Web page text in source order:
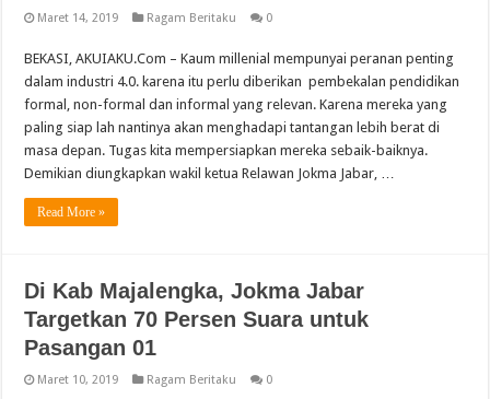
Maret 14, 2019 Ragam Beritaku 0
BEKASI, AKUIAKU.Com – Kaum millenial mempunyai peranan penting
dalam industri 4.0. karena itu perlu diberikan pembekalan pendidikan
formal, non-formal dan informal yang relevan. Karena mereka yang
paling siap lah nantinya akan menghadapi tantangan lebih berat di
masa depan. Tugas kita mempersiapkan mereka sebaik-baiknya.
Demikian diungkapkan wakil ketua Relawan Jokma Jabar, …
Read More »
Di Kab Majalengka, Jokma Jabar
Targetkan 70 Persen Suara untuk
Pasangan 01
Maret 10, 2019 Ragam Beritaku 0